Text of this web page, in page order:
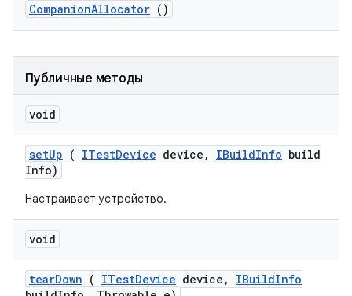
CompanionAllocator ()
Публичные методы
void
setUp ( ITestDevice device , IBuildInfo build
Info)
Настраивает устройство.
void
tearDown ( ITestDevice device , IBuildInfo